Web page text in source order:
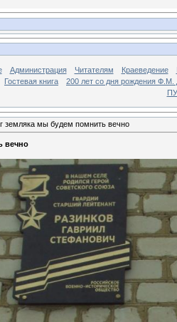
Администрация Читателям Краеведение
Гостевая книга
200 лет со дня рождения Ф.М.
земляка мы будем помнить вечно
вечно